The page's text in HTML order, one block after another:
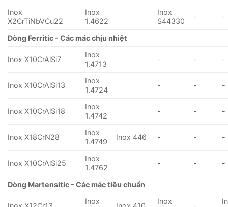
Inox
X2CrTiNbVCu22
Inox
1.4622
Inox
S44330
- -
Dòng Ferritic - Các mác chịu nhiệt
Inox X10CrAlSi7
Inox
1.4713
- - -
Inox X10CrAlSi13
Inox
1.4724
- - -
Inox X10CrAlSi18
Inox
1.4742
- - -
Inox X18CrN28
Inox
1.4749
Inox 446 - - -
Inox X10CrAlSi25
Inox
1.4762
- - -
Dòng Martensitic - Các mác tiêu chuẩn
Inox
Inox